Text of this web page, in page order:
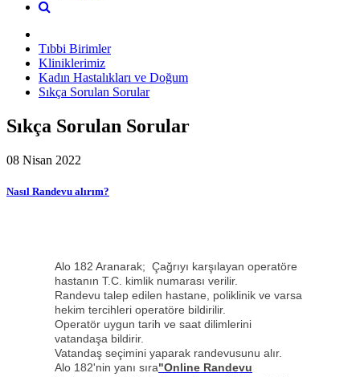
Tıbbi Birimler
Kliniklerimiz
Kadın Hastalıkları ve Doğum
Sıkça Sorulan Sorular
Sıkça Sorulan Sorular
08 Nisan 2022
Nasıl Randevu alırım?
Alo 182 Aranarak; Çağrıyı karşılayan operatöre
hastanın T.C. kimlik numarası verilir.
Randevu talep edilen hastane, poliklinik ve varsa
hekim tercihleri operatöre bildirilir.
Operatör uygun tarih ve saat dilimlerini
vatandaşa bildirir.
Vatandaş seçimini yaparak randevusunu alır.
Alo 182'nin yanı sıra"Online Randevu